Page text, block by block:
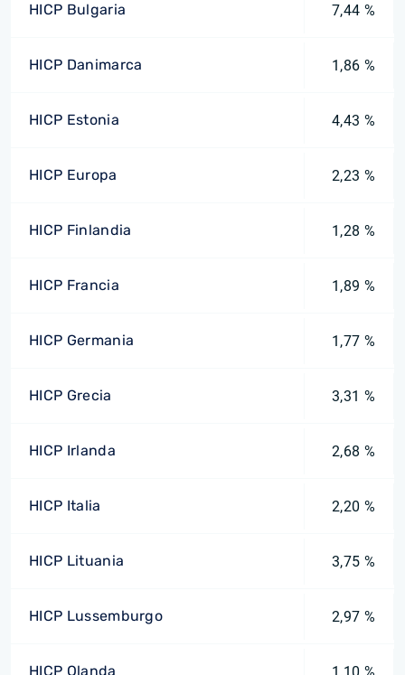
HICP Bulgaria 7,44 %
HICP Danimarca 1,86 %
HICP Estonia 4,43 %
HICP Europa 2,23 %
HICP Finlandia 1,28 %
HICP Francia 1,89 %
HICP Germania 1,77 %
HICP Grecia 3,31 %
HICP Irlanda 2,68 %
HICP Italia 2,20 %
HICP Lituania 3,75 %
HICP Lussemburgo 2,97 %
HICP Olanda 1,10 %